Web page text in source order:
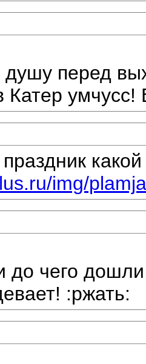
перед
Катер
img/
до чего
:ржать: